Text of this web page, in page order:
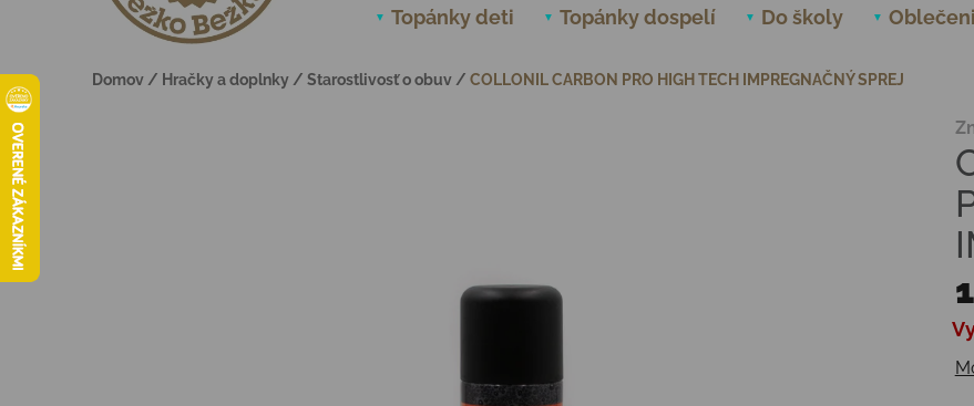
Topánky deti Topánky dospelí Do školy
Domov / Hračky a doplnky / Starostlivosť o obuv / COLLONIL CARBON PRO HIGH TECH IMPREGNAČNÝ SPREJ